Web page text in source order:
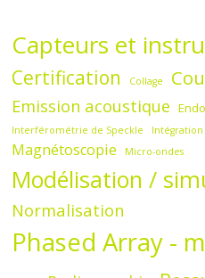
Capteurs et
Certification Collage
Emission acoustique
Interférométrie de Speckle Intégration
Magnétoscopie Micro-ondes
Modélisation /
Normalisation
Phased Array -